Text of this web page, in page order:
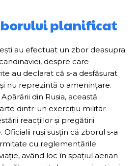
planificat
au efectuat un zbor deasupra
despre care
au declarat că s-a desfășurat
nu reprezintă o amenințare.
din Rusia, această
dintr-un exercițiu militar
reacțiilor și pregătirii
ruși susțin că zborul s-a
cu reglementările
având loc în spațiul aerian